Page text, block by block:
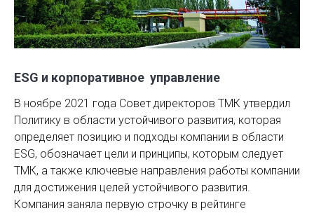
ESG и корпоративное управление
В ноябре 2021 года Совет директоров ТМК утвердил
Политику в области устойчивого развития, которая
определяет позицию и подходы компании в области
ESG, обозначает цели и принципы, которым следует
ТМК, а также ключевые направления работы компании
для достижения целей устойчивого развития.
Компания заняла первую строчку в рейтинге